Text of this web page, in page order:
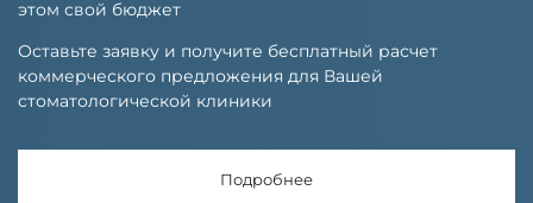
этом свой бюджет
Оставьте заявку и получите бесплатный расчет
коммерческого предложения для Вашей
стоматологической клиники
Подробнее